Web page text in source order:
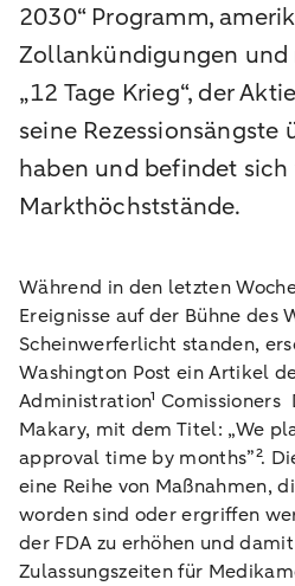
2030“ Programm,
Zollankündigungen
„12 Tage Krieg“, der
seine Rezessionsängste
haben und befindet
Markthöchststände.
Während in den letzten
Ereignisse auf der Bühne des
Scheinwerferlicht standen,
Washington Post ein Artikel
Administration¹ Comissioners
Makary, mit dem Titel: „We
approval time by months”².
eine Reihe von Maßnahmen,
worden sind oder ergriffen
der FDA zu erhöhen und
Zulassungszeiten für